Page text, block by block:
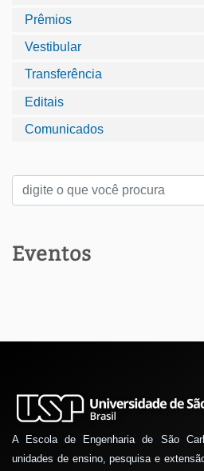
Prêmios
Vestibular
Transferência
Editais
Comunicados
Eventos
A Escola de Engenharia de São
unidades de ensino, pesquisa e